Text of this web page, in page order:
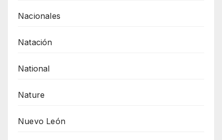
Nacionales
Natación
National
Nature
Nuevo León